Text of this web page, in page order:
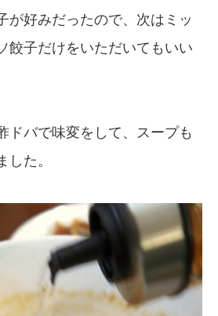
が好みだったので、次はミッ
餃子だけをいただいてもいい
ドバで味変をして、スープも
した。